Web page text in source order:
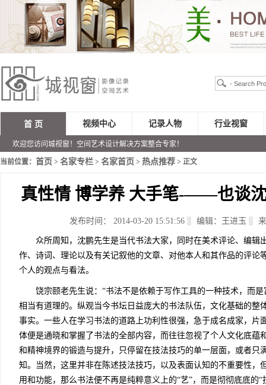
首 页
欢迎您访问城视窗！空间艺术设计解决方案整合专家！
视频中心 记录人物 行业视窗
当前位置： 首页 > 名家专栏 > 名家首页 > 热点推荐 > 正文
真性情 博学养 大手笔-——也谈
发布时间： 2014-03-20 15:51:56 编辑：王进玉
众所周知，沈鹏先生是当代书法大家，同时在美术评论、编辑
作、诗词、理论以及有关记叙他的文章、对他本人和其作品的评论
个人的观点与看法。
饶宗颐老先生说：“书法不是依赖于写作工具的一种技术，而是
相当有道理的。纵观当今书坛日益庞大的书法队伍，文化基础的整
事实。一些人在学习书法的道路上功利性很强，急于成名成家，片
体便是通晓和掌握了书法的全部内容，而往往忽视了个人文化底蕴
和精神境界的锻造与提升，只停留在技法技巧的单一层面，或者只
知。当然，这里并非在陈述技法技巧，以及表面认知的不重要性，
用和功能，那么书法便不再是纯粹意义上的“艺”，而是彻彻底底的“